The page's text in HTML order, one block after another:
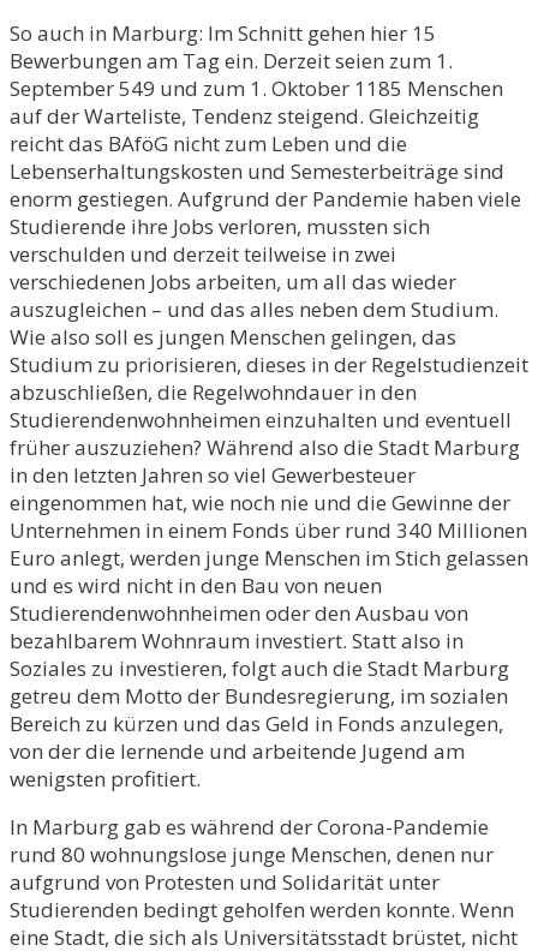
So auch in Marburg: Im Schnitt gehen hier 15
Bewerbungen am Tag ein. Derzeit seien zum 1.
September 549 und zum 1. Oktober 1185 Menschen
auf der Warteliste, Tendenz steigend. Gleichzeitig
reicht das BAföG nicht zum Leben und die
Lebenserhaltungskosten und Semesterbeiträge sind
enorm gestiegen. Aufgrund der Pandemie haben viele
Studierende ihre Jobs verloren, mussten sich
verschulden und derzeit teilweise in zwei
verschiedenen Jobs arbeiten, um all das wieder
auszugleichen – und das alles neben dem Studium.
Wie also soll es jungen Menschen gelingen, das
Studium zu priorisieren, dieses in der Regelstudienzeit
abzuschließen, die Regelwohndauer in den
Studierendenwohnheimen einzuhalten und eventuell
früher auszuziehen? Während also die Stadt Marburg
in den letzten Jahren so viel Gewerbesteuer
eingenommen hat, wie noch nie und die Gewinne der
Unternehmen in einem Fonds über rund 340 Millionen
Euro anlegt, werden junge Menschen im Stich gelassen
und es wird nicht in den Bau von neuen
Studierendenwohnheimen oder den Ausbau von
bezahlbarem Wohnraum investiert. Statt also in
Soziales zu investieren, folgt auch die Stadt Marburg
getreu dem Motto der Bundesregierung, im sozialen
Bereich zu kürzen und das Geld in Fonds anzulegen,
von der die lernende und arbeitende Jugend am
wenigsten profitiert.
In Marburg gab es während der Corona-Pandemie
rund 80 wohnungslose junge Menschen, denen nur
aufgrund von Protesten und Solidarität unter
Studierenden bedingt geholfen werden konnte. Wenn
eine Stadt, die sich als Universitätsstadt brüstet, nicht